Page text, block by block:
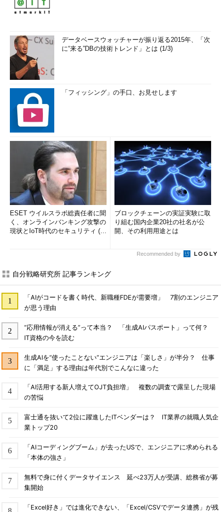
データベースウォッチャーが振り返る2015年、「次
に“来る”DBの技術トレンド」とは (1/3)
「フィッシング」の手口、お見せします
ESET ウイルスラボ総責任者に聞
く、オンラインバンキング攻撃の
現状とIoT時代のセキュリティ (1/
ブロックチェーンの実証実験に取
り組む国内企業20社の社名が公
開、その利用用途とは
Recommended by
自分戦略研究所 記事ランキング
「AIがコードを書く時代、新職種FDEが需要増」 7割のエンジニア
が思う理由
“応用情報が消える”って本当？ 「生成AIパスポート」って何？
IT資格の今を読む
生成AIを“使ったことない”エンジニアは「楽しさ」が半分？ 仕事
に「満足」する理由は年代別でこんなに違った
「AI活用する新人増えてOJT負担増」 複数の調査で露呈した現場
の苦悩
富士通を抜いて2位に躍進したITベンダーは？ IT業界の就職人気企
業トップ20
「AIコーディングブーム」が去ったUSで、エンジニアに求められる
「本体の強さ」
無料で身に付くデータサイエンス 延べ23万人が受講、総務省が募
集開始
「Excel好き」では進化できない、「Excel/CSVでデータ連携」が残